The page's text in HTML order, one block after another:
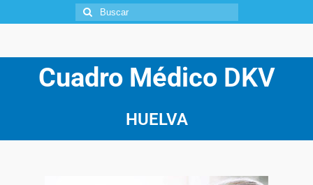
Cuadro Médico DKV
HUELVA